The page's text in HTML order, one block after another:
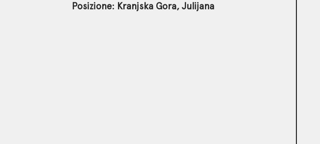
Posizione: Kranjska Gora, Julijana